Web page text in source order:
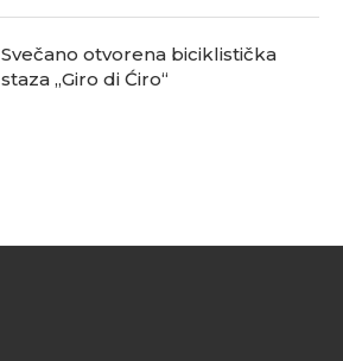
Svečano otvorena biciklistička
staza „Giro di Ćiro“